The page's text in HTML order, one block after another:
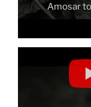
Amosar
Amosar